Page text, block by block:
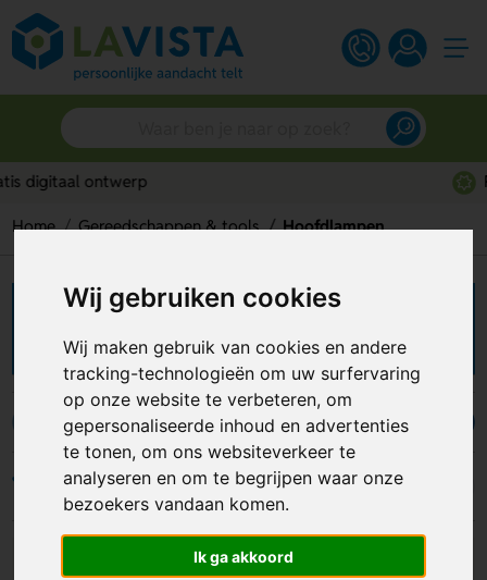
Wij gebruiken cookies
Wij maken gebruik van cookies en andere
tracking-technologieën om uw surfervaring
op onze website te verbeteren, om
gepersonaliseerde inhoud en advertenties
te tonen, om ons websiteverkeer te
analyseren en om te begrijpen waar onze
bezoekers vandaan komen.
Ik ga akkoord
Home Gereedschappen & tools Hoofdlampen
Hoofdlampen bedrukken
Duimstokken Hobbymessen Emmers
Filters